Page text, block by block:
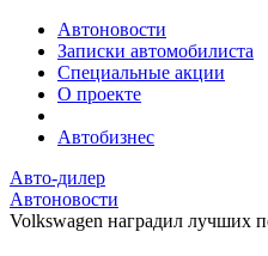
Автоновости
Записки автомобилиста
Специальные акции
О проекте
Автобизнес
Авто-дилер
Автоновости
Volkswagen наградил лучших